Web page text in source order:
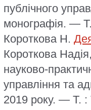
публічного
монографія. —
Короткова Н.
Короткова
науково-
управління та
2019 року. — Т.